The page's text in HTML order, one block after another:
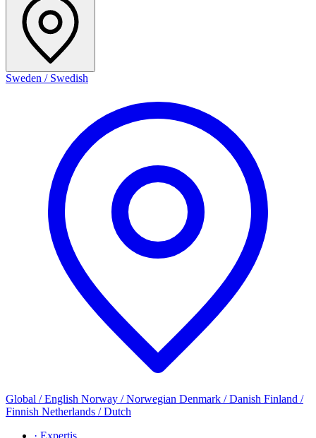
Sweden / Swedish
Global / English Norway / Norwegian Denmark / Danish Finland /
Finnish Netherlands / Dutch
· Expertis